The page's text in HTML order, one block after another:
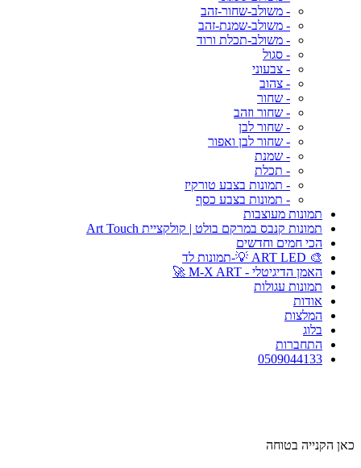
- משולב-שחור-זהב
- משולב-שמנת-זהב
- משולב-תכלת ורוד
- סגול
- צבעוני
- צהוב
- שחור
- שחור וזהב
- שחור לבן
- שחור לבן ואפור
- שמנת
- תכלת
- תמונות בצבע טורקיז
- תמונות בצבע כסף
תמונות מעוצבות
תמונות קנבס במרקם בולט | קולקציית Art Touch
הכי חמים וחדשים
🎨 ART LED 💡-תמונות לד
האמן הדיגיטלי - M-X ART 🚀
תמונות עגולות
אודות
המלצות
בלוג
התחברות
0509044133
כאן הקנייה בטוחה